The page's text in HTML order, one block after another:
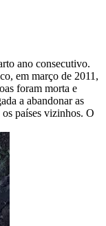
ano consecutivo.
em março de 2011,
foram morta e
a abandonar as
países vizinhos. O